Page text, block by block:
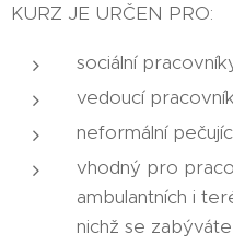
KURZ JE URČEN PRO:
sociální
vedoucí
neformální
vhodný pro
ambulantních i
nichž se